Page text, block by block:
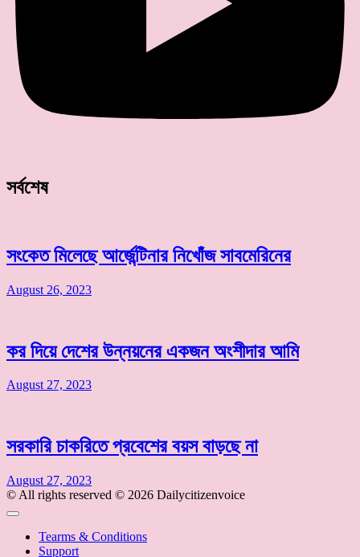
সর্বশেষ
সংকেত মিলেছে আর্জেন্টিনার নিখোঁজ সাবমেরিনের
August 26, 2023
কর দিয়ে দেশের উন্নয়নের একজন অংশীদার আমি
August 27, 2023
সরকারি চাকরিতে প্রবেশের বয়স বাড়ছে না
August 27, 2023
© All rights reserved © 2026 Dailycitizenvoice
Tearms & Conditions
Support